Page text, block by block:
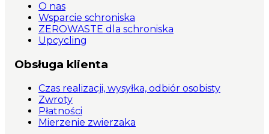
O nas
Wsparcie schroniska
ZEROWASTE dla schroniska
Upcycling
Obsługa klienta
Czas realizacji, wysyłka, odbiór osobisty
Zwroty
Płatności
Mierzenie zwierzaka